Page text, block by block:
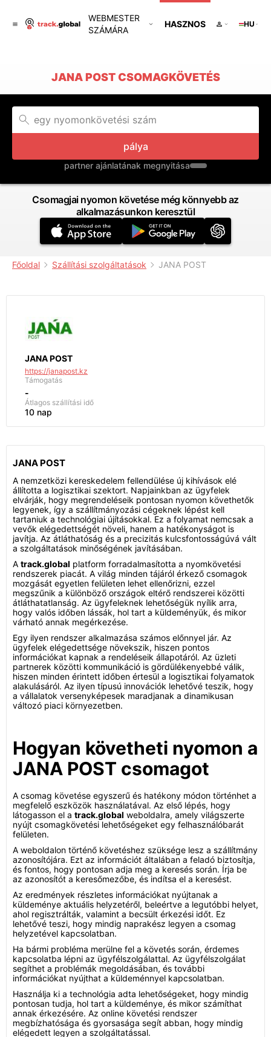
WEBMESTER
SZÁMÁRA
HASZNOS HU
JANA POST CSOMAGKÖVETÉS
pálya
partner ajánlatának megnyitása
Csomagjai nyomon követése még könnyebb az
alkalmazásunkon keresztül
Főoldal Szállítási szolgáltatások JANA POST
JANA POST
https://janapost.kz
Támogatás
-
Átlagos szállítási idő
10 nap
JANA POST
A nemzetközi kereskedelem fellendülése új kihívások elé
állította a logisztikai szektort. Napjainkban az ügyfelek
elvárják, hogy megrendeléseik pontosan nyomon követhetők
legyenek, így a szállítmányozási cégeknek lépést kell
tartaniuk a technológiai újításokkal. Ez a folyamat nemcsak a
vevők elégedettségét növeli, hanem a hatékonyságot is
javítja. Az átláthatóság és a precizitás kulcsfontosságúvá vált
a szolgáltatások minőségének javításában.
A track.global platform forradalmasította a nyomkövetési
rendszerek piacát. A világ minden tájáról érkező csomagok
mozgását egyetlen felületen lehet ellenőrizni, ezzel
megszűnik a különböző országok eltérő rendszerei közötti
átláthatatlanság. Az ügyfeleknek lehetőségük nyílik arra,
hogy valós időben lássák, hol tart a küldeményük, és mikor
várható annak megérkezése.
Egy ilyen rendszer alkalmazása számos előnnyel jár. Az
ügyfelek elégedettsége növekszik, hiszen pontos
információkat kapnak a rendeléseik állapotáról. Az üzleti
partnerek közötti kommunikáció is gördülékenyebbé válik,
hiszen minden érintett időben értesül a logisztikai folyamatok
alakulásáról. Az ilyen típusú innovációk lehetővé teszik, hogy
a vállalatok versenyképesek maradjanak a dinamikusan
változó piaci környezetben.
Hogyan követheti nyomon a
JANA POST csomagot
A csomag követése egyszerű és hatékony módon történhet a
megfelelő eszközök használatával. Az első lépés, hogy
látogasson el a track.global weboldalra, amely világszerte
nyújt csomagkövetési lehetőségeket egy felhasználóbarát
felületen.
A weboldalon történő követéshez szüksége lesz a szállítmány
azonosítójára. Ezt az információt általában a feladó biztosítja,
és fontos, hogy pontosan adja meg a keresés során. Írja be
az azonosítót a keresőmezőbe, és indítsa el a keresést.
Az eredmények részletes információkat nyújtanak a
küldeménye aktuális helyzetéről, beleértve a legutóbbi helyet,
ahol regisztrálták, valamint a becsült érkezési időt. Ez
lehetővé teszi, hogy mindig naprakész legyen a csomag
helyzetével kapcsolatban.
Ha bármi probléma merülne fel a követés során, érdemes
kapcsolatba lépni az ügyfélszolgálattal. Az ügyfélszolgálat
segíthet a problémák megoldásában, és további
információkat nyújthat a küldeménnyel kapcsolatban.
Használja ki a technológia adta lehetőségeket, hogy mindig
pontosan tudja, hol tart a küldeménye, és mikor számíthat
annak érkezésére. Az online követési rendszer
megbízhatósága és gyorsasága segít abban, hogy mindig
elégedett legyen a szolgáltatással.